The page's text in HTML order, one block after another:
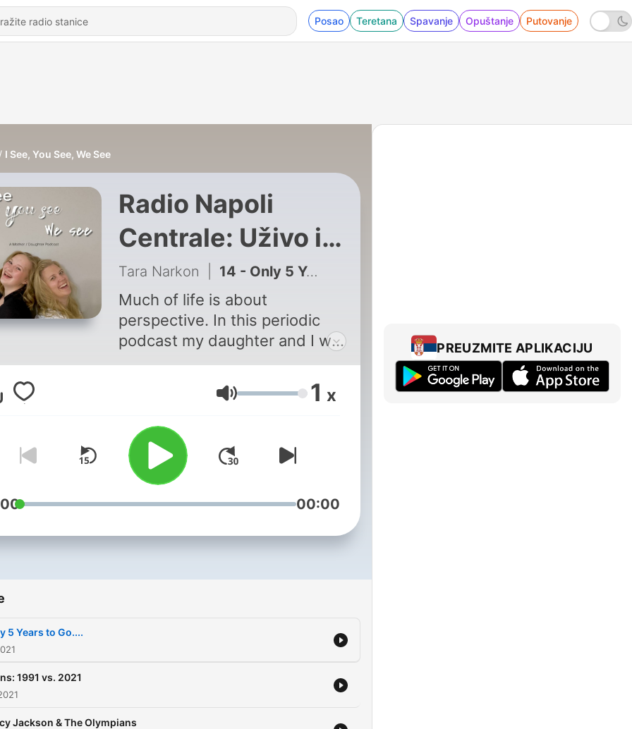
Posao Teretana Spavanje Opuštanje Putovanje
I See, You See, We See
Radio Napoli
Centrale: Uživo i
Podkasti
Tara Narkon 14 - Only 5 Years to Go....
Much of life is about
perspective. In this periodic
podcast my daughter and I will
be discussing topics such as
movies, tv, music, books and
other family friendly topics. I
see, you see, we see, will dive
into the differing or similar
perspectives between parent
and child. Join us as we
discuss, reminisce and share a
will even spark some fun or
parents and children listeners.
Jačina zvuka 1 x
00:00
5 Years to Go....
1991 vs. 2021
Jackson & The Olympians
PREUZMITE APLIKACIJU